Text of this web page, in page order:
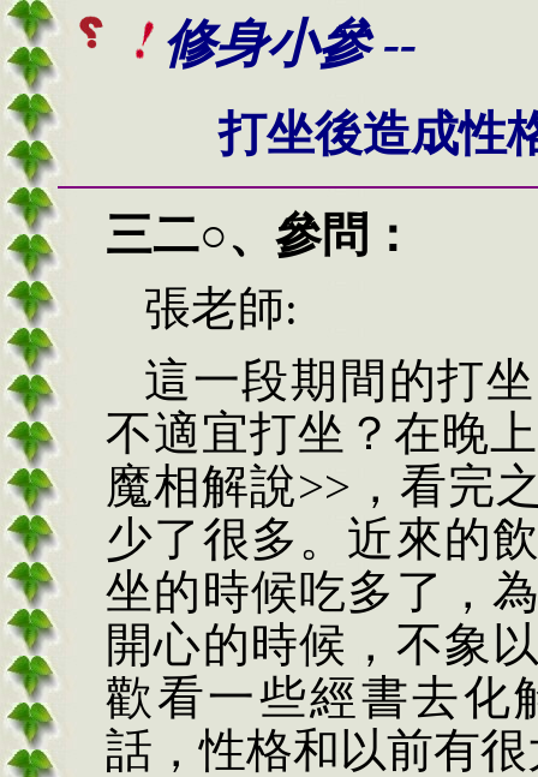
修身小參 --
打坐後造成性
三二○、 參問：
張老師:
這一段期間的打
不適宜打坐？在晚
魔相解說>>，看完
少了很多。近來的
坐的時候吃多了，
開心的時候，不象
歡看一些經書去化
話，性格和以前有